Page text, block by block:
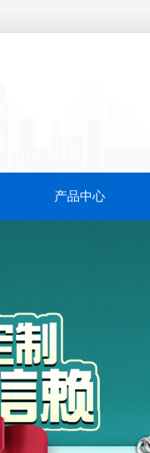
产品中心